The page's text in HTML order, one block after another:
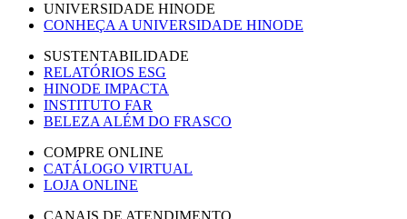
UNIVERSIDADE HINODE
CONHEÇA A UNIVERSIDADE HINODE
SUSTENTABILIDADE
RELATÓRIOS ESG
HINODE IMPACTA
INSTITUTO FAR
BELEZA ALÉM DO FRASCO
COMPRE ONLINE
CATÁLOGO VIRTUAL
LOJA ONLINE